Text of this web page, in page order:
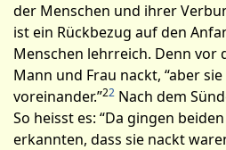
der Menschen und ihrer
ist ein Rückbezug auf den
Menschen lehrreich. Denn vor
Mann und Frau nackt, “aber
voreinander.”22 Nach dem
So heisst es: “Da gingen
erkannten, dass sie nackt